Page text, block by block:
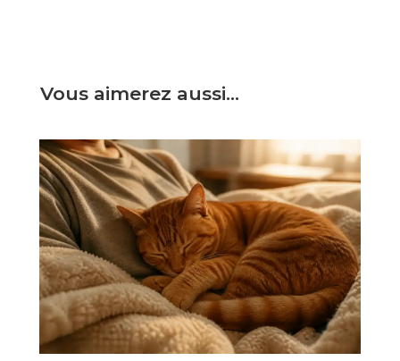
Vous aimerez aussi…